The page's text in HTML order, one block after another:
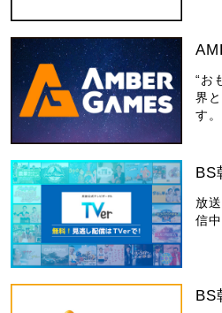
“お
界
す。
BS
放
信
BS